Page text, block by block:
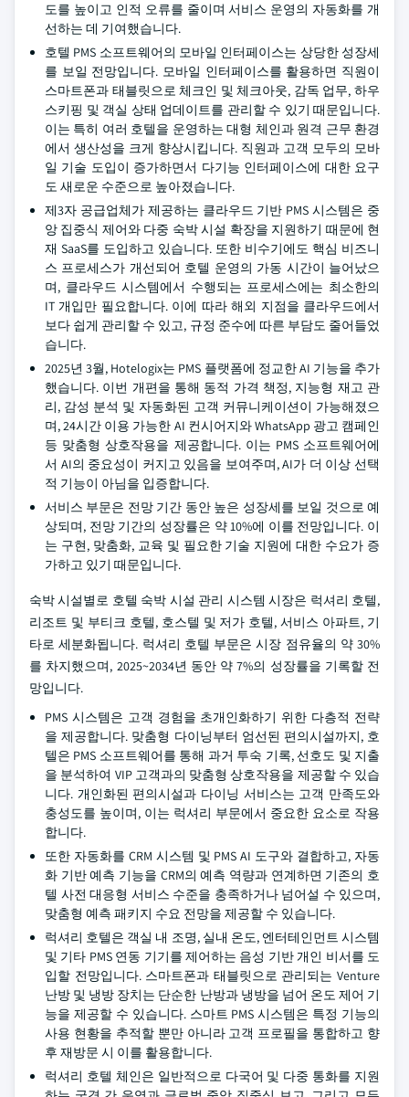
도를 높이고 인적 오류를 줄이며 서비스 운영의 자동화를 개
선하는 데 기여했습니다.
호텔 PMS 소프트웨어의 모바일 인터페이스는 상당한 성장세
를 보일 전망입니다. 모바일 인터페이스를 활용하면 직원이
스마트폰과 태블릿으로 체크인 및 체크아웃, 감독 업무, 하우
스키핑 및 객실 상태 업데이트를 관리할 수 있기 때문입니다.
이는 특히 여러 호텔을 운영하는 대형 체인과 원격 근무 환경
에서 생산성을 크게 향상시킵니다. 직원과 고객 모두의 모바
일 기술 도입이 증가하면서 다기능 인터페이스에 대한 요구
도 새로운 수준으로 높아졌습니다.
제3자 공급업체가 제공하는 클라우드 기반 PMS 시스템은 중
앙 집중식 제어와 다중 숙박 시설 확장을 지원하기 때문에 현
재 SaaS를 도입하고 있습니다. 또한 비수기에도 핵심 비즈니
스 프로세스가 개선되어 호텔 운영의 가동 시간이 늘어났으
며, 클라우드 시스템에서 수행되는 프로세스에는 최소한의
IT 개입만 필요합니다. 이에 따라 해외 지점을 클라우드에서
보다 쉽게 관리할 수 있고, 규정 준수에 따른 부담도 줄어들었
습니다.
2025년 3월, Hotelogix는 PMS 플랫폼에 정교한 AI 기능을 추가
했습니다. 이번 개편을 통해 동적 가격 책정, 지능형 재고 관
리, 감성 분석 및 자동화된 고객 커뮤니케이션이 가능해졌으
며, 24시간 이용 가능한 AI 컨시어지와 WhatsApp 광고 캠페인
등 맞춤형 상호작용을 제공합니다. 이는 PMS 소프트웨어에
서 AI의 중요성이 커지고 있음을 보여주며, AI가 더 이상 선택
적 기능이 아님을 입증합니다.
서비스 부문은 전망 기간 동안 높은 성장세를 보일 것으로 예
상되며, 전망 기간의 성장률은 약 10%에 이를 전망입니다. 이
는 구현, 맞춤화, 교육 및 필요한 기술 지원에 대한 수요가 증
가하고 있기 때문입니다.
숙박 시설별로 호텔 숙박 시설 관리 시스템 시장은 럭셔리 호텔,
리조트 및 부티크 호텔, 호스텔 및 저가 호텔, 서비스 아파트, 기
타로 세분화됩니다. 럭셔리 호텔 부문은 시장 점유율의 약 30%
를 차지했으며, 2025~2034년 동안 약 7%의 성장률을 기록할 전
망입니다.
PMS 시스템은 고객 경험을 초개인화하기 위한 다층적 전략
을 제공합니다. 맞춤형 다이닝부터 엄선된 편의시설까지, 호
텔은 PMS 소프트웨어를 통해 과거 투숙 기록, 선호도 및 지출
을 분석하여 VIP 고객과의 맞춤형 상호작용을 제공할 수 있습
니다. 개인화된 편의시설과 다이닝 서비스는 고객 만족도와
충성도를 높이며, 이는 럭셔리 부문에서 중요한 요소로 작용
합니다.
또한 자동화를 CRM 시스템 및 PMS AI 도구와 결합하고, 자동
화 기반 예측 기능을 CRM의 예측 역량과 연계하면 기존의 호
텔 사전 대응형 서비스 수준을 충족하거나 넘어설 수 있으며,
맞춤형 예측 패키지 수요 전망을 제공할 수 있습니다.
럭셔리 호텔은 객실 내 조명, 실내 온도, 엔터테인먼트 시스템
및 기타 PMS 연동 기기를 제어하는 음성 기반 개인 비서를 도
입할 전망입니다. 스마트폰과 태블릿으로 관리되는 Venture
난방 및 냉방 장치는 단순한 난방과 냉방을 넘어 온도 제어 기
능을 제공할 수 있습니다. 스마트 PMS 시스템은 특정 기능의
사용 현황을 추적할 뿐만 아니라 고객 프로필을 통합하고 향
후 재방문 시 이를 활용합니다.
럭셔리 호텔 체인은 일반적으로 다국어 및 다중 통화를 지원